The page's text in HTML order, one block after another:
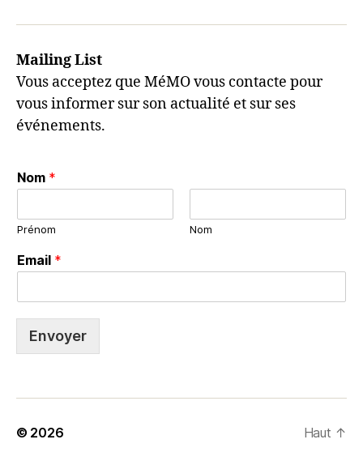
Mailing List
Vous acceptez que MéMO vous contacte pour
vous informer sur son actualité et sur ses
événements.
Nom *
Prénom Nom
Email *
Envoyer
© 2026 Haut ↑